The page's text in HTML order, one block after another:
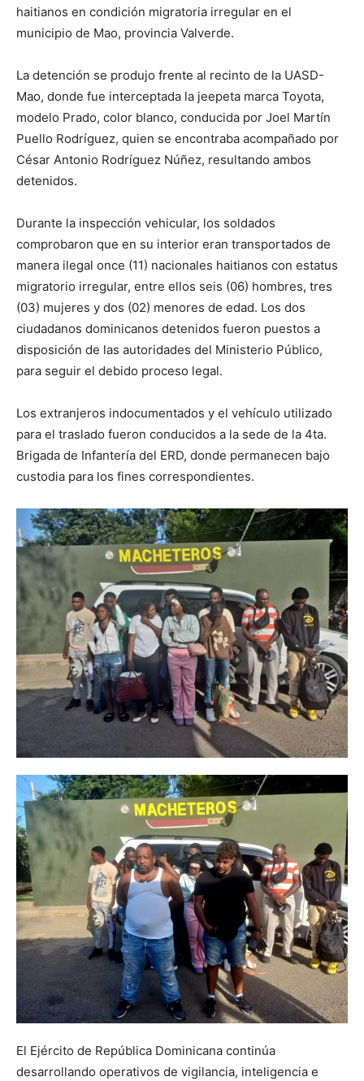
haitianos en condición migratoria irregular en el
municipio de Mao, provincia Valverde.
La detención se produjo frente al recinto de la UASD-
Mao, donde fue interceptada la jeepeta marca Toyota,
modelo Prado, color blanco, conducida por Joel Martín
Puello Rodríguez, quien se encontraba acompañado por
César Antonio Rodríguez Núñez, resultando ambos
detenidos.
Durante la inspección vehicular, los soldados
comprobaron que en su interior eran transportados de
manera ilegal once (11) nacionales haitianos con estatus
migratorio irregular, entre ellos seis (06) hombres, tres
(03) mujeres y dos (02) menores de edad. Los dos
ciudadanos dominicanos detenidos fueron puestos a
disposición de las autoridades del Ministerio Público,
para seguir el debido proceso legal.
Los extranjeros indocumentados y el vehículo utilizado
para el traslado fueron conducidos a la sede de la 4ta.
Brigada de Infantería del ERD, donde permanecen bajo
custodia para los fines correspondientes.
El Ejército de República Dominicana continúa
desarrollando operativos de vigilancia, inteligencia e